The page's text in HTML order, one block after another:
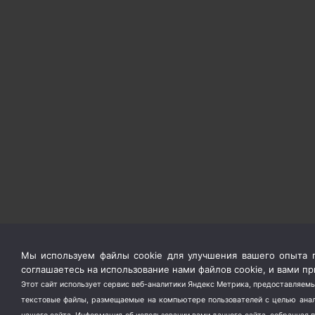
Мы используем файлы cookie для улучшения вашего опыта
соглашаетесь на использование нами файлов cookie, и вами
Этот сайт использует сервис веб-аналитики Яндекс Метрика,
текстовые файлы, размещаемые на компьютере пользователей с целью